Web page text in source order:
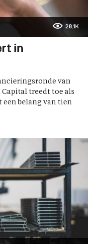
28,1K
in
van
treedt toe als
een belang van tien